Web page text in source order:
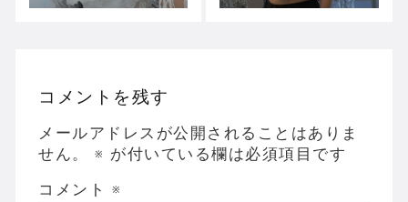
コメントを残す
メールアドレスが公開されることはありま
せん。
※ が付いている欄は必須項目です
コメント ※